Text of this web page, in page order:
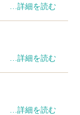
…詳細を読む
…詳細を読む
…詳細を読む